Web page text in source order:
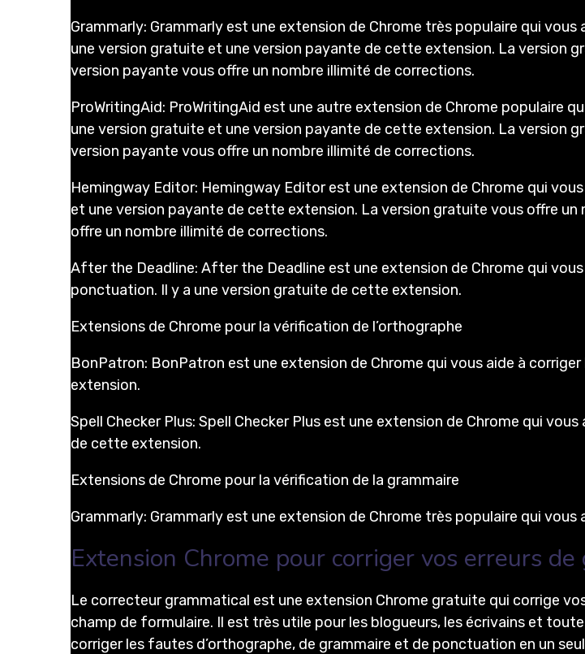
Grammarly: Grammarly est une extension de Chrome très populaire qui
une version gratuite et une version payante de cette extension. La version
version payante vous offre un nombre illimité de corrections.
ProWritingAid: ProWritingAid est une autre extension de Chrome populaire
une version gratuite et une version payante de cette extension. La version
version payante vous offre un nombre illimité de corrections.
Hemingway Editor: Hemingway Editor est une extension de Chrome qui
et une version payante de cette extension. La version gratuite vous offre
offre un nombre illimité de corrections.
After the Deadline: After the Deadline est une extension de Chrome qui
ponctuation. Il y a une version gratuite de cette extension.
Extensions de Chrome pour la vérification de l’orthographe
BonPatron: BonPatron est une extension de Chrome qui vous aide à
extension.
Spell Checker Plus: Spell Checker Plus est une extension de Chrome qui
de cette extension.
Extensions de Chrome pour la vérification de la grammaire
Grammarly: Grammarly est une extension de Chrome très populaire qui vous
Extension Chrome pour corriger vos erreurs
Le correcteur grammatical est une extension Chrome gratuite qui corrige
champ de formulaire. Il est très utile pour les blogueurs, les écrivains et
corriger les fautes d’orthographe, de grammaire et de ponctuation en un